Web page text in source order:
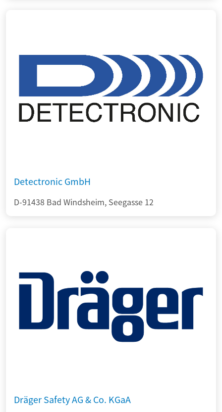
Detectronic GmbH
D-91438 Bad Windsheim, Seegasse 12
Dräger Safety AG & Co. KGaA